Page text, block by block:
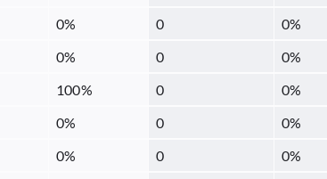
0% 0 0%
0% 0 0%
100% 0 0%
0% 0 0%
0% 0 0%